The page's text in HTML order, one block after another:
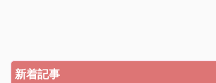
新着記事